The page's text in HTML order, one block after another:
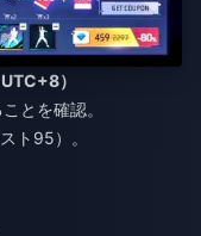
）
とを確認。
ト95）。